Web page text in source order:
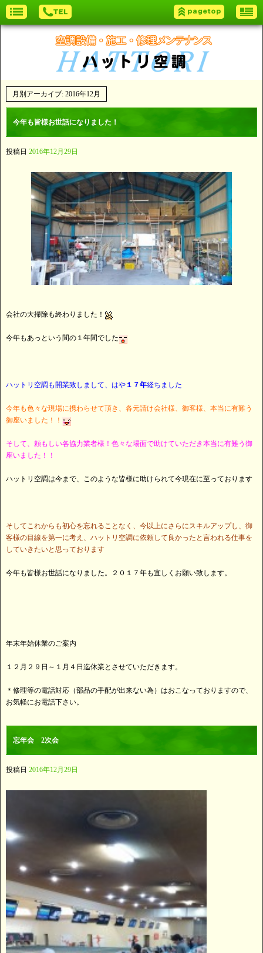
月別アーカイブ: 2016年12月
今年も皆様お世話になりました！
投稿日 2016年12月29日
会社の大掃除も終わりました！
今年もあっという間の１年間でした
ハットリ空調も開業致しまして、はや １７年経ちました
今年も色々な現場に携わらせて頂き、各元請け会社様、御客様、本当に有難う
御座いました！！
そして、頼もしい各協力業者様！色々な場面で助けていただき本当に有難う御
座いました！！
ハットリ空調は今まで、このような皆様に助けられて今現在に至っております
そしてこれからも初心を忘れることなく、今以上にさらにスキルアップし、御
客様の目線を第一に考え、ハットリ空調に依頼して良かったと言われる仕事を
していきたいと思っております
今年も皆様お世話になりました。２０１７年も宜しくお願い致します。
年末年始休業のご案内
１２月２９日～１月４日迄休業とさせていただきます。
＊修理等の電話対応（部品の手配が出来ない為）はおこなっておりますので、
お気軽にお電話下さい。
忘年会 2次会
投稿日 2016年12月29日